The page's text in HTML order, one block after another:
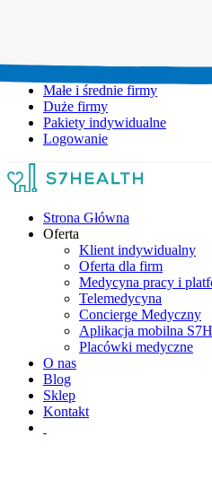
Małe i średnie firmy
Duże firmy
Pakiety indywidualne
Logowanie
Strona Główna
Oferta
Klient indywidualny
Oferta dla firm
Medycyna pracy i
Telemedycyna
Concierge Medyczny
Aplikacja mobilna
Placówki medyczne
O nas
Blog
Sklep
Kontakt